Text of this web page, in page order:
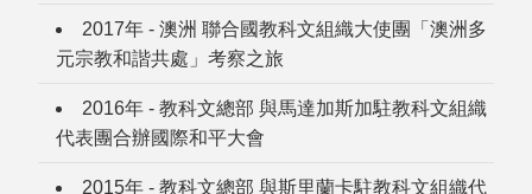
2017年 - 澳洲 聯合國教科文組織大使團「澳洲多
元宗教和諧共處」考察之旅
2016年 - 教科文總部 與馬達加斯加駐教科文組織
代表團合辦國際和平大會
2015年 - 教科文總部 與斯里蘭卡駐教科文組織代